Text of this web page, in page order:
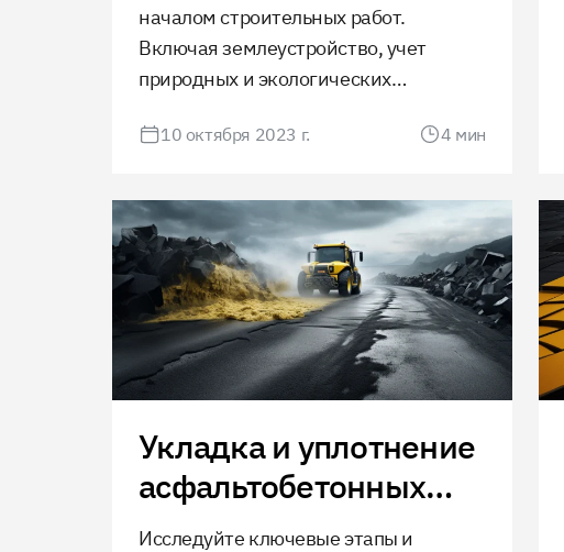
началом строительных работ.
Включая землеустройство, учет
природных и экологических
и получение необходимых
критически важным для успешного
завершения любого строительного
проекта.
10 октября 2023 г. 4 мин
Укладка и уплотнение
асфальтобетонных
смесей
Исследуйте ключевые этапы и